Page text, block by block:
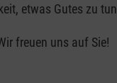
etwas Gutes zu tun
freuen uns auf Sie!